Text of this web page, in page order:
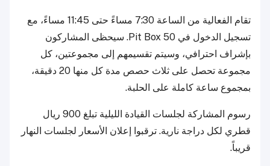
تقام الفعالية من الساعة 7:30 مساءً حتى 11:45 مساءً، مع
تسجيل الدخول في Pit Box 50. سيحظى المشاركون
بإشراف احترافي، وسيتم تقسيمهم إلى مجموعتين، كل
مجموعة تحصل على ثلاث حصص مدة كل منها 20 دقيقة،
بمجموع ساعة كاملة على الحلبة.
رسوم المشاركة لجلسات القيادة الليلية تبلغ 900 ريال
قطري لكل دراجة نارية. ترقبوا إعلان الأسعار لجلسات النهار
قريباً.